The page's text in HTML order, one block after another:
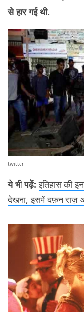
से हार गई थी.
twitter
ये भी पढ़ें:इतिहास की
देखना, इसमें दफ़न राज़